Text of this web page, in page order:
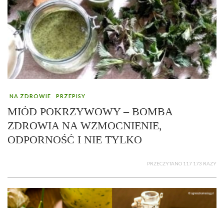
NA ZDROWIE PRZEPISY
MIÓD POKRZYWOWY – BOMBA
ZDROWIA NA WZMOCNIENIE,
ODPORNOŚĆ I NIE TYLKO
PRZECZYTANO 117 173 RAZY